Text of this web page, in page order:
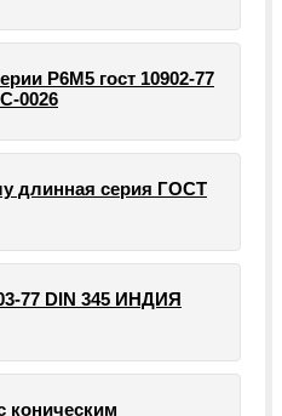
Р6М5 гост 10902-77
0026
длинная серия ГОСТ
77 DIN 345 ИНДИЯ
коническим